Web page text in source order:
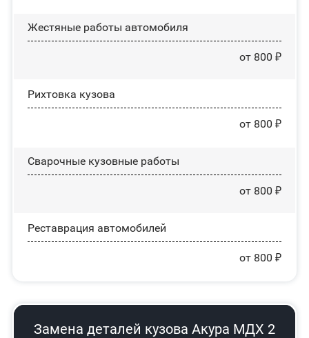
Жестяные работы автомобиля
от 800 ₽
Рихтовка кузова
от 800 ₽
Сварочные кузовные работы
от 800 ₽
Реставрация автомобилей
от 800 ₽
Замена деталей кузова Акура МДХ 2